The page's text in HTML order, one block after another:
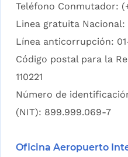
Teléfono Conmutador:
Linea gratuita Nacional:
Línea anticorrupción:
Código postal para la
110221
Número de
(NIT): 899.999.069-7
Oficina Aeropuerto